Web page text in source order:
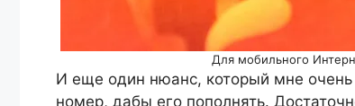
Для мобильного
И еще один нюанс, который мне очень
номер, дабы его пополнять.